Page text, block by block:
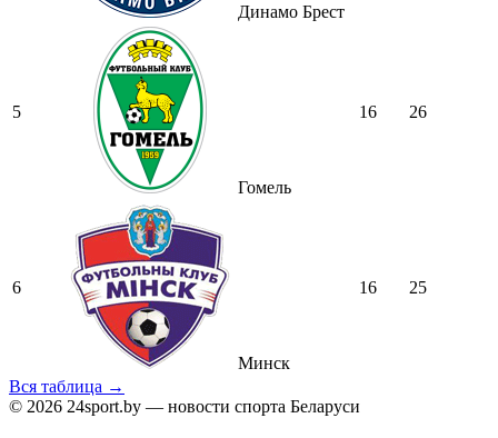
Динамо Брест
5
Гомель
16 26
6
Минск
16 25
Вся таблица →
© 2026 24sport.by — новости спорта Беларуси